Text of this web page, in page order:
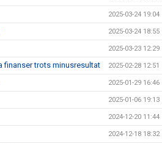
2025-03-24 19:04
2025-03-24 18:55
2025-03-23 12:29
finanser trots minusresultat 2025-02-28 12:51
2025-01-29 16:46
2025-01-06 19:13
2024-12-20 11:44
2024-12-18 18:32